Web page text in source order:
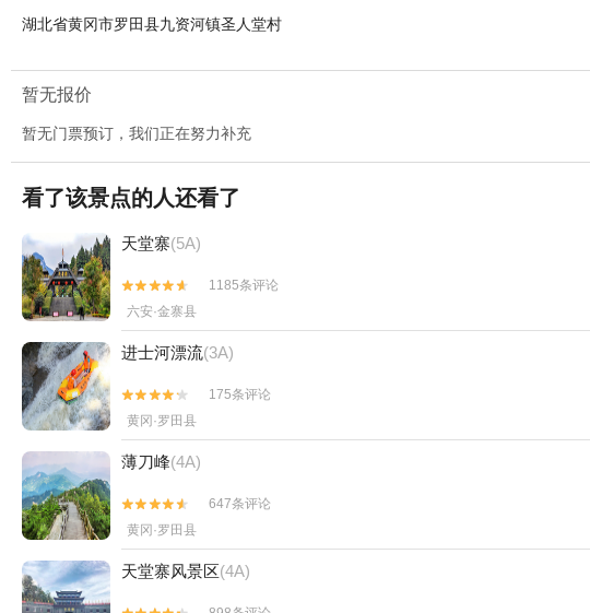
湖北省黄冈市罗田县九资河镇圣人堂村
暂无报价
暂无门票预订，我们正在努力补充
看了该景点的人还看了
天堂寨(5A)


1185条评论
六安·金寨县
进士河漂流(3A)


175条评论
黄冈·罗田县
薄刀峰(4A)


647条评论
黄冈·罗田县
天堂寨风景区(4A)